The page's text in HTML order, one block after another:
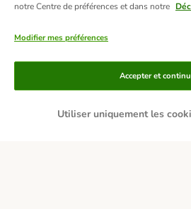
Moyens de paiement
notre Centre de préférences et dans notre
Modifier mes préférences
Utiliser uniquement les
Accepter et